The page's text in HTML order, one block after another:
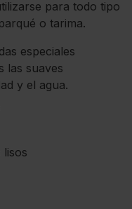
para todo tipo
o tarima.
especiales
las suaves
y el agua.
lisos